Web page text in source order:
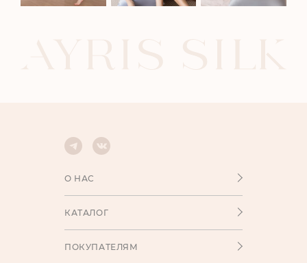
О НАС
КАТАЛОГ
ПОКУПАТЕЛЯМ